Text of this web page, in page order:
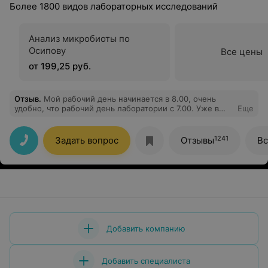
Более 1800 видов лабораторных исследований
Анализ микробиоты по
Осипову
от 199,25 руб.
Все цены
Отзыв. Мой рабочий день начинается в 8.00, очень
удобно, что рабочий день лаборатории с 7.00. Уже в
и медсестра очень быстро и с улыбкой справлялись и
уже через 15 минут я вышла из лаборатории. При
взятии анализа медсестра постоянно интересовалась
самочувствием, а администратор ещё и оформила
подарочную страховку. Выражаю огромную
Еще
Задать вопрос Отзывы1241
Добавить компанию
Добавить специалиста